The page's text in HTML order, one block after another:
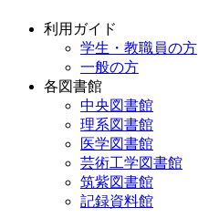
利用ガイド
学生・教職員の方
一般の方
各図書館
中央図書館
理系図書館
医学図書館
芸術工学図書館
筑紫図書館
記録資料館